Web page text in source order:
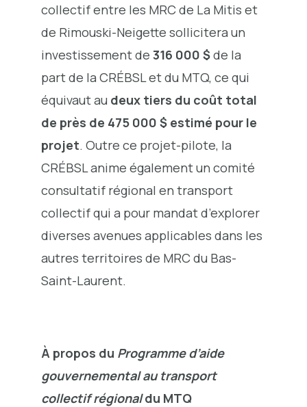
collectif entre les MRC de La Mitis et
de Rimouski-Neigette sollicitera un
investissement de 316 000 $de la
part de la CRÉBSL et du MTQ, ce qui
équivaut au deux tiers du coût total
de près de 475 000 $ estimé pour le
projet. Outre ce projet-pilote, la
CRÉBSL anime également un comité
consultatif régional en transport
collectif qui a pour mandat d’explorer
diverses avenues applicables dans les
autres territoires de MRC du Bas-
Saint-Laurent.
À propos du Programmed’aide
gouvernemental au transport
collectif régionaldu MTQ